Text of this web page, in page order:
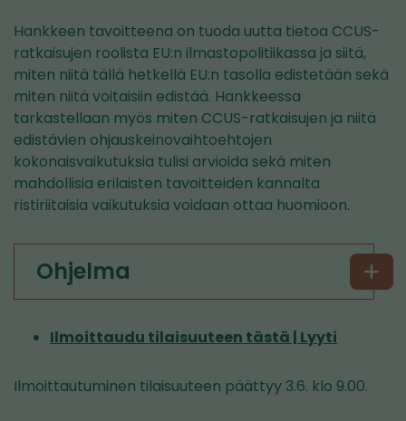
Hankkeen tavoitteena on tuoda uutta tietoa CCUS-
ratkaisujen roolista EU:n ilmastopolitiikassa ja siitä,
miten niitä tällä hetkellä EU:n tasolla edistetään sekä
miten niitä voitaisiin edistää. Hankkeessa
tarkastellaan myös miten CCUS-ratkaisujen ja niitä
edistävien ohjauskeinovaihtoehtojen
kokonaisvaikutuksia tulisi arvioida sekä miten
mahdollisia erilaisten tavoitteiden kannalta
ristiriitaisia vaikutuksia voidaan ottaa huomioon.
Ohjelma
Ilmoittaudu tilaisuuteen tästä | Lyyti
Ilmoittautuminen tilaisuuteen päättyy 3.6. klo 9.00.